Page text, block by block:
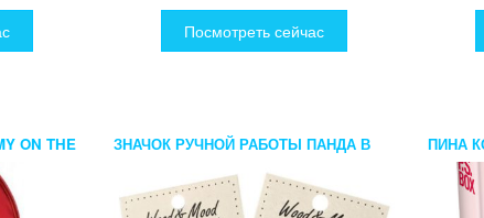
Посмотреть сейчас
ON THE
ЗНАЧОК РУЧНОЙ РАБОТЫ ПАНДА В
ПИНА